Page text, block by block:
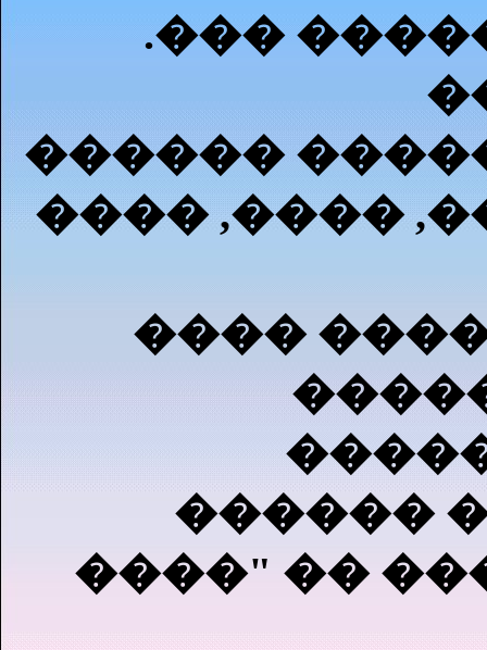
.���
������
���� ,����
����
������
����" ��